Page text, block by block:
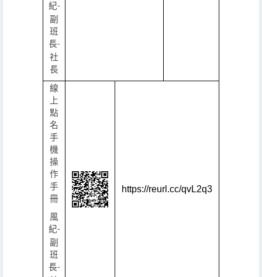
紀-
副
班
長-
社
長
線
上
點
名
手
機
操
作
手
冊
風
紀-
副
班
長-
https://reurl.cc/qvL2q3